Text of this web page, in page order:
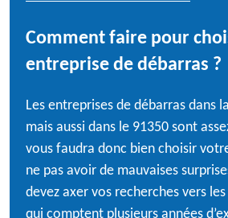
Comment faire pour
entreprise de débarras ?
Les entreprises de débarras dans
mais aussi dans le 91350 sont
vous faudra donc bien choisir
ne pas avoir de mauvaises
devez axer vos recherches vers
qui comptent plusieurs années